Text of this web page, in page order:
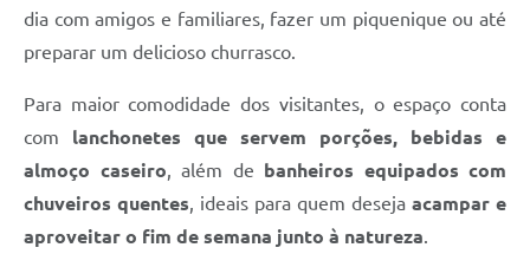
dia com amigos e familiares, fazer um piquenique ou até
preparar um delicioso churrasco.
Para maior comodidade dos visitantes, o espaço conta
com lanchonetes que servem porções, bebidas e
almoço caseiro, além de banheiros equipados com
chuveiros quentes, ideais para quem deseja acampar e
aproveitar o fim de semana junto à natureza.